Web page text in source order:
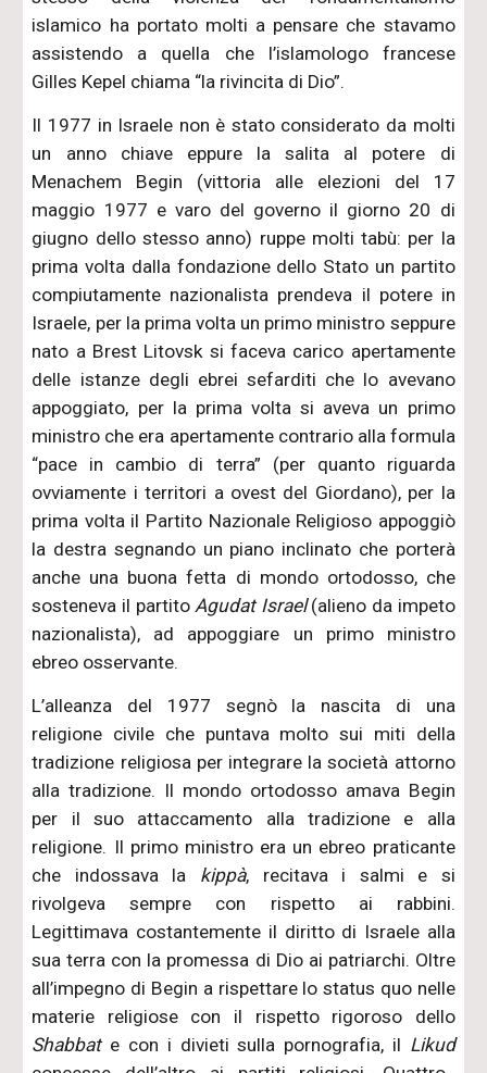
islamico ha portato molti a pensare che stavamo
assistendo a quella che l’islamologo francese
Gilles Kepel chiama “la rivincita di Dio”.
Il 1977 in Israele non è stato considerato da molti
un anno chiave eppure la salita al potere di
Menachem Begin (vittoria alle elezioni del 17
maggio 1977 e varo del governo il giorno 20 di
giugno dello stesso anno) ruppe molti tabù: per la
prima volta dalla fondazione dello Stato un partito
compiutamente nazionalista prendeva il potere in
Israele, per la prima volta un primo ministro seppure
nato a Brest Litovsk si faceva carico apertamente
delle istanze degli ebrei sefarditi che lo avevano
appoggiato, per la prima volta si aveva un primo
ministro che era apertamente contrario alla formula
“pace in cambio di terra” (per quanto riguarda
ovviamente i territori a ovest del Giordano), per la
prima volta il Partito Nazionale Religioso appoggiò
la destra segnando un piano inclinato che porterà
anche una buona fetta di mondo ortodosso, che
sosteneva il partitoAgudat Israel(alieno da impeto
nazionalista), ad appoggiare un primo ministro
ebreo osservante.
L’alleanza del 1977 segnò la nascita di una
religione civile che puntava molto sui miti della
tradizione religiosa per integrare la società attorno
alla tradizione. Il mondo ortodosso amava Begin
per il suo attaccamento alla tradizione e alla
religione. Il primo ministro era un ebreo praticante
che indossava la kippà, recitava i salmi e si
rivolgeva sempre con rispetto ai rabbini.
Legittimava costantemente il diritto di Israele alla
sua terra con la promessa di Dio ai patriarchi. Oltre
all’impegno di Begin a rispettare lo status quo nelle
materie religiose con il rispetto rigoroso dello
Shabbate con i divieti sulla pornografia, il Likud